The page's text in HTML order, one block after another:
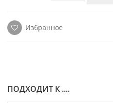
Избранное
ПОДХОДИТ К ....